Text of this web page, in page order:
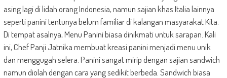
asing lagi di lidah orang Indonesia, namun sajian khas Italia lainnya
seperti panini tentunya belum familiar di kalangan masyarakat Kita.
Di tempat asalnya, Menu Panini biasa dinikmati untuk sarapan. Kali
ini, Chef Panji Jatnika membuat kreasi panini menjadi menu unik
dan menggugah selera. Panini sangat mirip dengan sajian sandwich
namun diolah dengan cara yang sedikit berbeda. Sandwich biasa